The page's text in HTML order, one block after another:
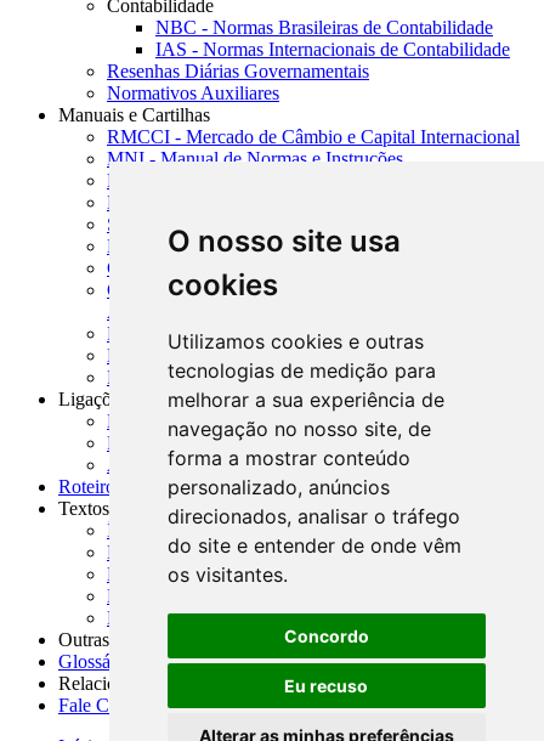
O nosso site usa
cookies
Utilizamos cookies e outras
tecnologias de medição para
melhorar a sua experiência de
navegação no nosso site, de
forma a mostrar conteúdo
personalizado, anúncios
direcionados, analisar o tráfego
do site e entender de onde vêm
os visitantes.
Concordo
Eu recuso
Alterar as minhas preferências
Contabilidade
NBC - Normas Brasileiras de Contabilidade
IAS - Normas Internacionais de Contabilidade
Resenhas Diárias Governamentais
Normativos Auxiliares
Manuais e Cartilhas
RMCCI - Mercado de Câmbio e Capital Internacional
MNI - Manual de Normas e Instruções
MTVM - Manual de Títulos e Valores Mobiliários
MCR - Manual de Crédito Rural
SISORF - Manual de Organização do SFN
MASUP - Manual de Supervisão Bancária
CADOC - Catálogo de Documentos
CNAE-CONCLA - Classificação Nacional de
Atividades Econômicas
PMF - Cartilhas do BCB
Manuais Auxiliares do BCB e Cosif-e
Resenhas Diárias Governamentais
Ligações Externas
Links Úteis
Presidência da República
Agências Nacionais Reguladoras
Roteiros para Estudos
Textos
Índice de Textos
Editorial
Monografias
Na Imprensa
Fórum de Discussão
Outras ferramentas
Glossário
Relacionamento
Fale Conosco